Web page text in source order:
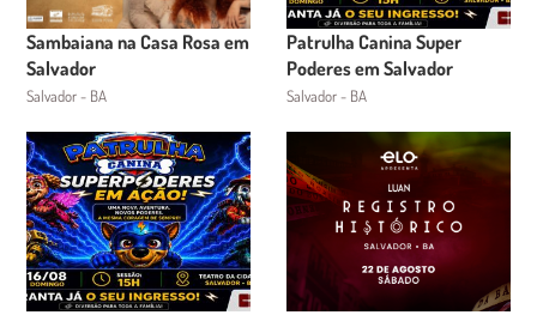
Sambaiana na Casa Rosa em
Salvador
Salvador - BA
Patrulha Canina Super
Poderes em Salvador
Salvador - BA